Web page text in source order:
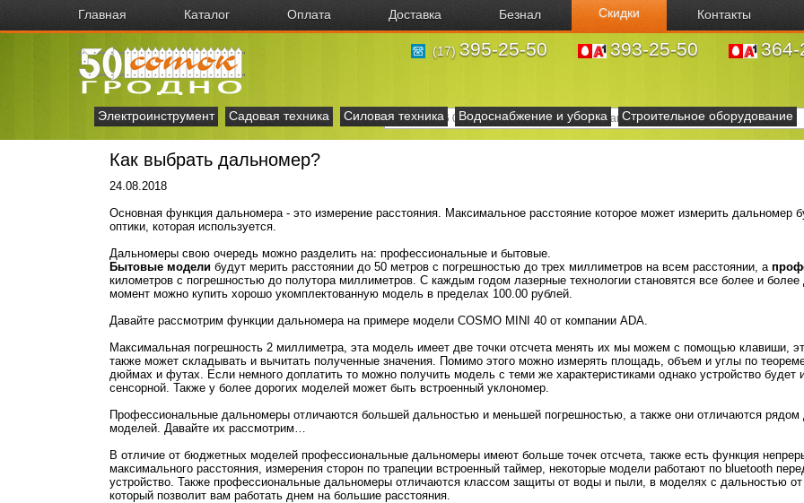
Главная Каталог Оплата Доставка Безнал Скидки Контакты
(17) 395-25-50 393-25-50 364-
Электроинструмент Садовая техника Силовая техника Водоснабжение и уборка Строительное оборудование
Как выбрать дальномер?
24.08.2018
Основная функция дальномера - это измерение расстояния. Максимальное расстояние которое может измерить дальномер
оптики, которая используется.
Дальномеры свою очередь можно разделить на: профессиональные и бытовые.
Бытовые модели будут мерить расстоянии до 50 метров с погрешностью до трех миллиметров на всем расстоянии, а
километров с погрешностью до полутора миллиметров. С каждым годом лазерные технологии становятся все более и
момент можно купить хорошо укомплектованную модель в пределах 100.00 рублей.
Давайте рассмотрим функции дальномера на примере модели COSMO MINI 40 от компании ADA.
Максимальная погрешность 2 миллиметра, эта модель имеет две точки отсчета менять их мы можем с помощью клавиши,
также может складывать и вычитать полученные значения. Помимо этого можно измерять площадь, объем и углы по
дюймах и футах. Если немного доплатить то можно получить модель с теми же характеристиками однако устройство
сенсорной. Также у более дорогих моделей может быть встроенный уклономер.
Профессиональные дальномеры отличаются большей дальностью и меньшей погрешностью, а также они отличаются
моделей. Давайте их рассмотрим…
В отличие от бюджетных моделей профессиональные дальномеры имеют больше точек отсчета, также есть функция
максимального расстояния, измерения сторон по трапеции встроенный таймер, некоторые модели работают по bluetooth
устройство. Также профессиональные дальномеры отличаются классом защиты от воды и пыли, в моделях с дальностью от
который позволит вам работать днем на большие расстояния.